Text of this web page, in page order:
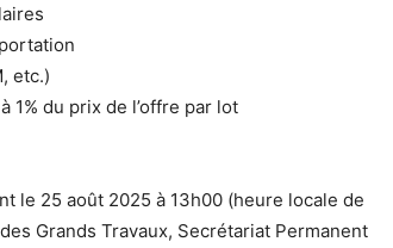
etc.)
1% du prix de l’offre par lot
le 25 août 2025 à 13h00 (heure locale de
Grands Travaux, Secrétariat Permanent